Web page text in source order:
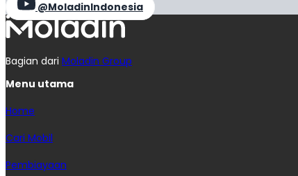
@MoladinIndonesia
Bagian dari Moladin Group
Menu utama
Home
Cari Mobil
Pembiayaan